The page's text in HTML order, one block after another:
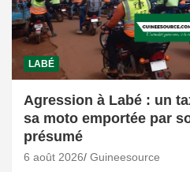
LABÉ
Agression à Labé : un
sa moto emportée par
présumé
6 août 2026 Guineesource